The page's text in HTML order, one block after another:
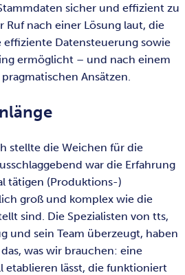
sicher und effizient zu
Ruf nach einer Lösung laut, die
effiziente Datensteuerung sowie
ermöglicht – und nach einem
Ansätzen.
stellte die Weichen für die
war die Erfahrung
tätigen (Produktions-)
groß und komplex wie die
sind. Die Spezialisten von tts,
und sein Team überzeugt, haben
was wir brauchen: eine
etablieren lässt, die funktioniert